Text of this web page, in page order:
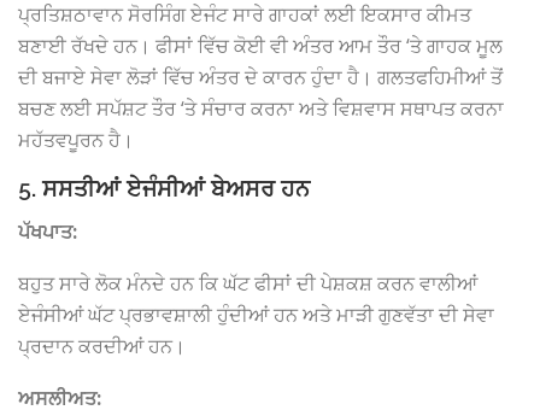
ਪ੍ਰਤਿਸ਼ਠਾਵਾਨ ਸੋਰਸਿੰਗ ਏਜੰਟ ਸਾਰੇ ਗਾਹਕਾਂ ਲਈ ਇਕਸਾਰ ਕੀਮਤ
ਬਣਾਈ ਰੱਖਦੇ ਹਨ। ਫੀਸਾਂ ਵਿੱਚ ਕੋਈ ਵੀ ਅੰਤਰ ਆਮ ਤੌਰ ‘ਤੇ ਗਾਹਕ ਮੂਲ
ਦੀ ਬਜਾਏ ਸੇਵਾ ਲੋੜਾਂ ਵਿੱਚ ਅੰਤਰ ਦੇ ਕਾਰਨ ਹੁੰਦਾ ਹੈ। ਗਲਤਫਹਿਮੀਆਂ ਤੋਂ
ਬਚਣ ਲਈ ਸਪੱਸ਼ਟ ਤੌਰ ‘ਤੇ ਸੰਚਾਰ ਕਰਨਾ ਅਤੇ ਵਿਸ਼ਵਾਸ ਸਥਾਪਤ ਕਰਨਾ
ਮਹੱਤਵਪੂਰਨ ਹੈ।
5. ਸਸਤੀਆਂ ਏਜੰਸੀਆਂ ਬੇਅਸਰ ਹਨ
ਪੱਖਪਾਤ:
ਬਹੁਤ ਸਾਰੇ ਲੋਕ ਮੰਨਦੇ ਹਨ ਕਿ ਘੱਟ ਫੀਸਾਂ ਦੀ ਪੇਸ਼ਕਸ਼ ਕਰਨ ਵਾਲੀਆਂ
ਏਜੰਸੀਆਂ ਘੱਟ ਪ੍ਰਭਾਵਸ਼ਾਲੀ ਹੁੰਦੀਆਂ ਹਨ ਅਤੇ ਮਾੜੀ ਗੁਣਵੱਤਾ ਦੀ ਸੇਵਾ
ਪ੍ਰਦਾਨ ਕਰਦੀਆਂ ਹਨ।
ਅਸਲੀਅਤ: